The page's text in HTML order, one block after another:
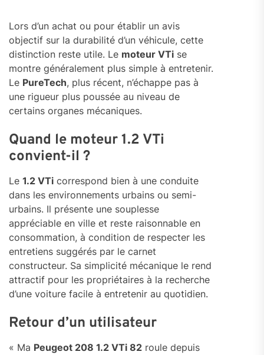
Lors d’un achat ou pour établir un avis
objectif sur la durabilité d’un véhicule, cette
distinction reste utile. Le moteur VTi se
montre généralement plus simple à entretenir.
Le PureTech, plus récent, n’échappe pas à
une rigueur plus poussée au niveau de
certains organes mécaniques.
Quand le moteur 1.2 VTi
convient-il ?
Le 1.2 VTi correspond bien à une conduite
dans les environnements urbains ou semi-
urbains. Il présente une souplesse
appréciable en ville et reste raisonnable en
consommation, à condition de respecter les
entretiens suggérés par le carnet
constructeur. Sa simplicité mécanique le rend
attractif pour les propriétaires à la recherche
d’une voiture facile à entretenir au quotidien.
Retour d’un utilisateur
« Ma Peugeot 208 1.2 VTi 82 roule depuis